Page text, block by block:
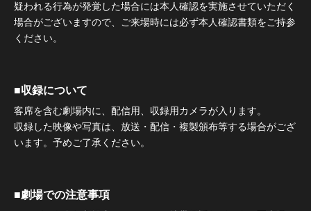
疑われる行為が発覚した場合には本人確認を実施させていただく
場合がございますので、ご来場時には必ず本人確認書類をご持参
ください。
■収録について
客席を含む劇場内に、配信用、収録用カメラが入ります。
収録した映像や写真は、放送・配信・複製頒布等する場合がござ
います。予めご了承ください。
■劇場での注意事項